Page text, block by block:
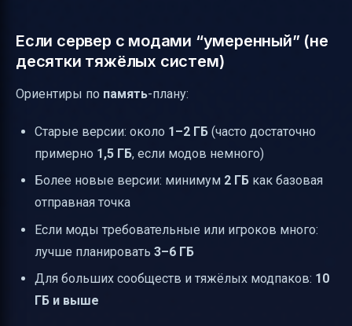
Если сервер с модами “умеренный” (не
десятки тяжёлых систем)
Ориентиры по память-плану:
Старые версии: около 1–2 ГБ (часто достаточно
примерно 1,5 ГБ, если модов немного)
Более новые версии: минимум 2 ГБ как базовая
отправная точка
Если моды требовательные или игроков много:
лучше планировать 3–6 ГБ
Для больших сообществ и тяжёлых модпаков: 10
ГБ и выше